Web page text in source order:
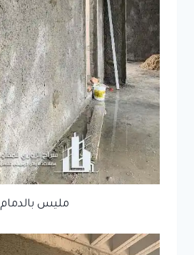
مليس بالدمام